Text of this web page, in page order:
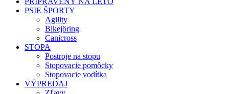
PSIE ŠPORTY
Agility
Bikejöring
Canicross
STOPA
Postroje na stopu
Stopovacie pomôcky
Stopovacie vodítka
VÝPREDAJ